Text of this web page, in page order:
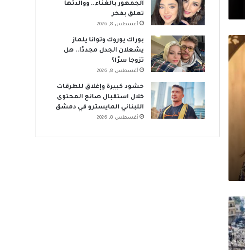
الجمهور بالغناء.. ووالدتها
تعلق بفخر
أغسطس 8, 2026
بوراك يوروك وتوانا يلماز
يشعلان الجدل مجددًا.. هل
تزوجا سرًا؟
أغسطس 8, 2026
حشود كبيرة وإغلاق للطرقات
خلال استقبال صانع المحتوى
اللبناني المايسترو في دمشق
أغسطس 8, 2026